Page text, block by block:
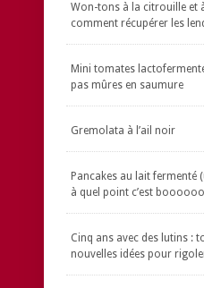
Won-tons à la citrouille et
comment récupérer les
Mini tomates
pas mûres en saumure
Gremolata à l’ail noir
Pancakes au lait fermenté
à quel point c’est
Cinq ans avec des lutins :
nouvelles idées pour